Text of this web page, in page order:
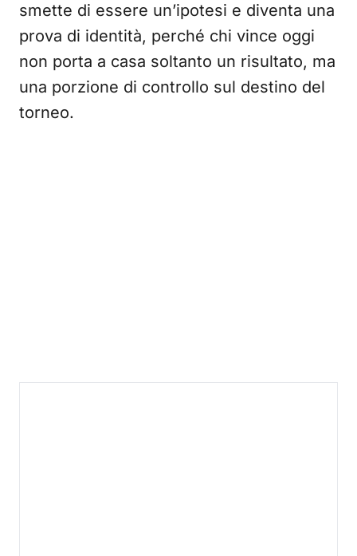
smette di essere un’ipotesi e diventa una
prova di identità, perché chi vince oggi
non porta a casa soltanto un risultato, ma
una porzione di controllo sul destino del
torneo.